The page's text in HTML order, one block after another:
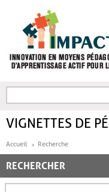
FORMULAIRE DE
VIGNETTES DE
Accueil Recherche
RECHERCHER